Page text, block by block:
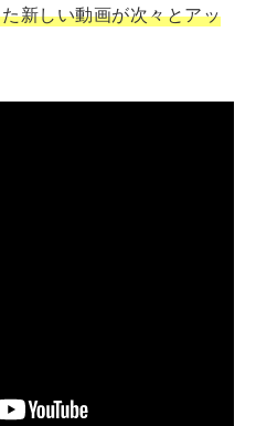
新しい動画が次々とアッ